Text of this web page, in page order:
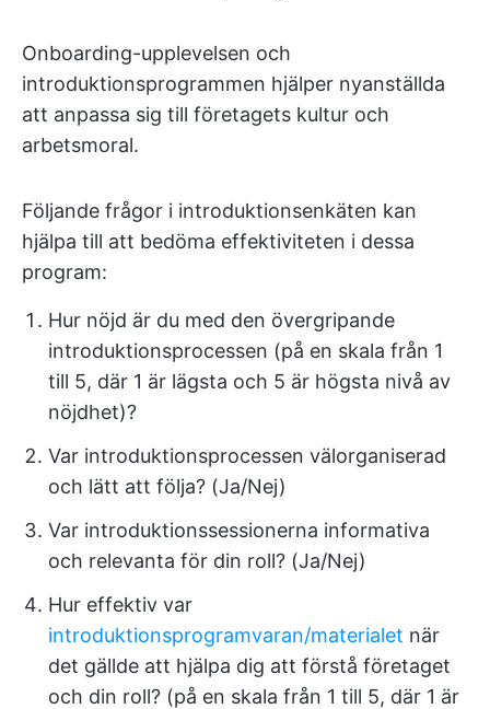
Onboarding-upplevelsen och
introduktionsprogrammen hjälper nyanställda
att anpassa sig till företagets kultur och
arbetsmoral.
Följande frågor i introduktionsenkäten kan
hjälpa till att bedöma effektiviteten i dessa
program:
Hur nöjd är du med den övergripande
introduktionsprocessen (på en skala från 1
till 5, där 1 är lägsta och 5 är högsta nivå av
nöjdhet)?
Var introduktionsprocessen välorganiserad
och lätt att följa? (Ja/Nej)
Var introduktionssessionerna informativa
och relevanta för din roll? (Ja/Nej)
Hur effektiv var
introduktionsprogramvaran/materialet när
det gällde att hjälpa dig att förstå företaget
och din roll? (på en skala från 1 till 5, där 1 är